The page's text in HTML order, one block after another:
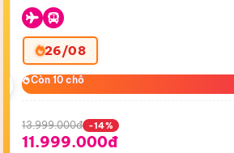
26/08
Còn 10 chỗ
Còn 10 chỗ
13.999.000đ -14%
11.999.000đ